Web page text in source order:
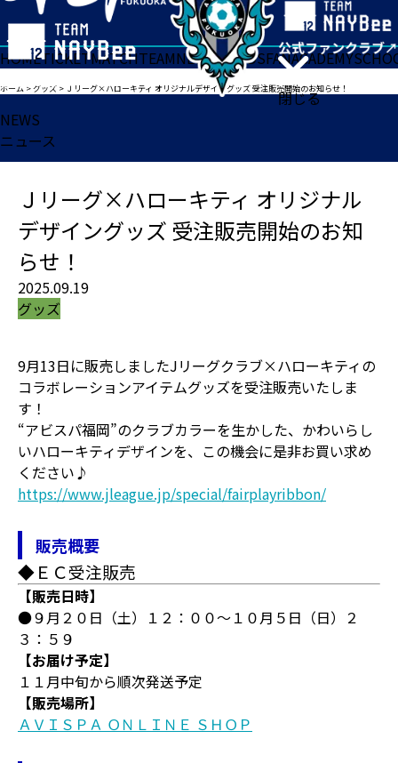
閉じる
HOMETICKETMATCHTEAMNEWSGOODSFANACADEMY
ホーム >グッズ > Ｊリーグ×ハローキティ オリジナルデザイングッズ 受注販売開始のお知らせ！
NEWS
ニュース
Ｊリーグ×ハローキティ オリジナル
デザイングッズ 受注販売開始のお知
らせ！
2025.09.19
グッズ
9月13日に販売しましたJリーグクラブ×ハローキティの
コラボレーションアイテムグッズを受注販売いたしま
す！
“アビスパ福岡”のクラブカラーを生かした、かわいらし
いハローキティデザインを、この機会に是非お買い求め
ください♪
https://www.jleague.jp/special/fairplayribbon/
販売概要
◆ＥＣ受注販売
【販売日時】
●９月２０日（土）１２：００～１０月５日（日）２
３：５９
【お届け予定】
１１月中旬から順次発送予定
【販売場所】
ＡＶＩＳＰＡ ＯＮＬＩＮＥ ＳＨＯＰ